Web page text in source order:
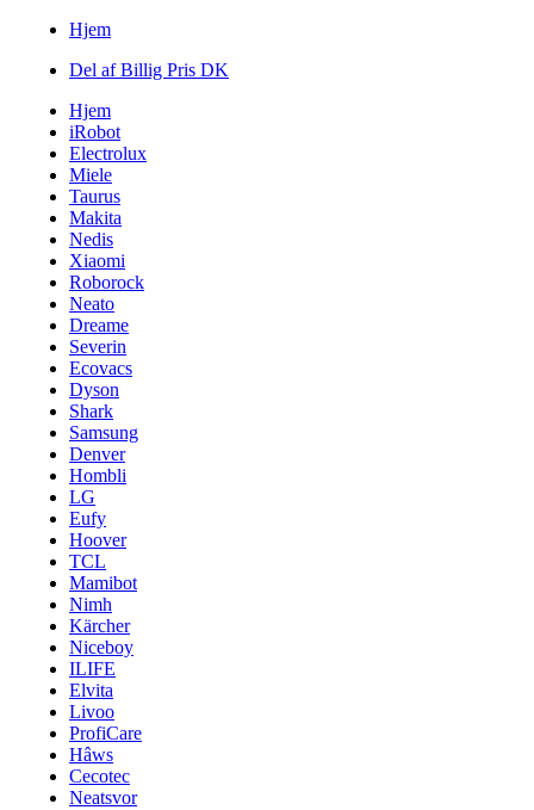
Hjem
Del af Billig Pris DK
Hjem
iRobot
Electrolux
Miele
Taurus
Makita
Nedis
Xiaomi
Roborock
Neato
Dreame
Severin
Ecovacs
Dyson
Shark
Samsung
Denver
Hombli
LG
Eufy
Hoover
TCL
Mamibot
Nimh
Kärcher
Niceboy
ILIFE
Elvita
Livoo
ProfiCare
Hâws
Cecotec
Neatsvor